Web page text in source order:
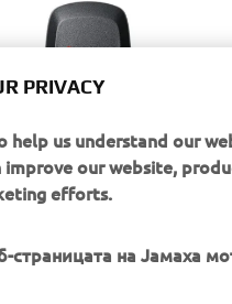
PRIVACY
help us understand our
improve our website,
efforts.
страницата на Јамаха